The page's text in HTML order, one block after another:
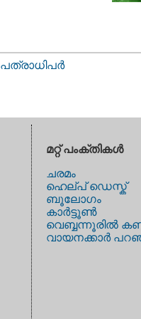
പത്രാധിപര്‍
മറ്റ് പംക്തികള്‍
ചരമം
ഹെല്പ് ഡെസ്ക്
ബൂലോഗം
കാര്‍ട്ടൂണ്‍
വെബ്ബന്നൂരില്‍
വായനക്കാര്‍